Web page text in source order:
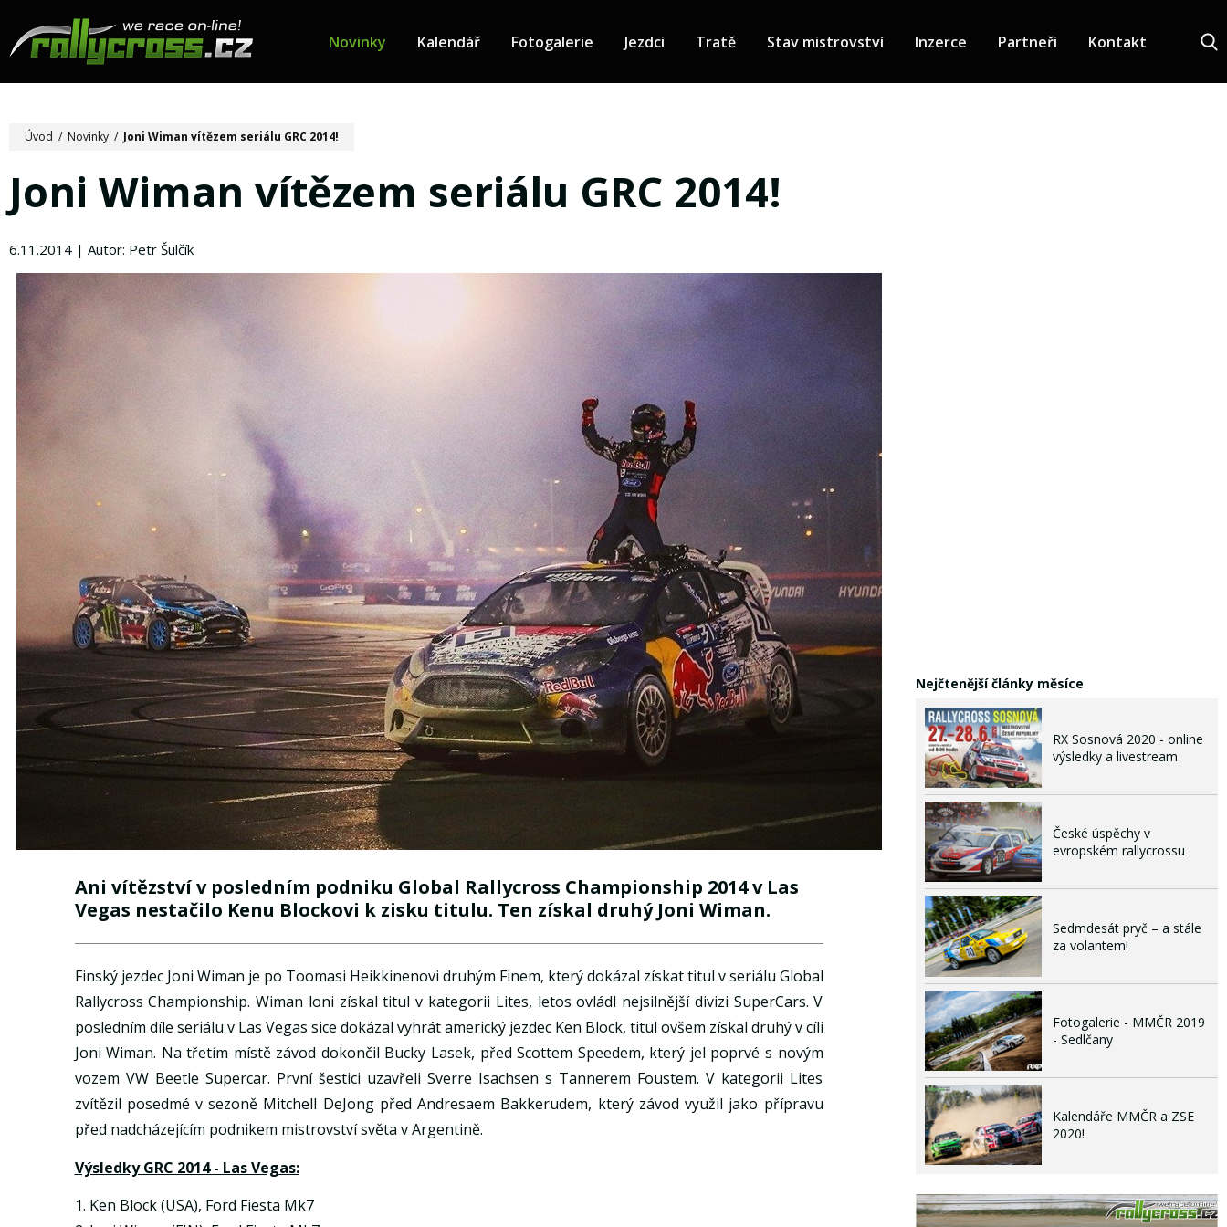
Novinky Kalendář Fotogalerie Jezdci Tratě Stav mistrovství Inzerce Partneři Kontakt
Úvod / Novinky / Joni Wiman vítězem seriálu GRC 2014!
Joni Wiman vítězem seriálu GRC 2014!
6.11.2014 | Autor: Petr Šulčík
Ani vítězství v posledním podniku Global Rallycross Championship 2014 v Las
Vegas nestačilo Kenu Blockovi k zisku titulu. Ten získal druhý Joni Wiman.
Finský jezdec Joni Wiman je po Toomasi Heikkinenovi druhým Finem, který dokázal získat titul v seriálu Global
Rallycross Championship. Wiman loni získal titul v kategorii Lites, letos ovládl nejsilnější divizi SuperCars. V
posledním díle seriálu v Las Vegas sice dokázal vyhrát americký jezdec Ken Block, titul ovšem získal druhý v cíli
Joni Wiman. Na třetím místě závod dokončil Bucky Lasek, před Scottem Speedem, který jel poprvé s novým
vozem VW Beetle Supercar. První šestici uzavřeli Sverre Isachsen s Tannerem Foustem. V kategorii Lites
zvítězil posedmé v sezoně Mitchell DeJong před Andresaem Bakkerudem, který závod využil jako přípravu
před nadcházejícím podnikem mistrovství světa v Argentině.
Výsledky GRC 2014 - Las Vegas:
1. Ken Block (USA), Ford Fiesta Mk7
Nejčtenější články měsíce
RX Sosnová 2020 - online
výsledky a livestream
České úspěchy v
evropském rallycrossu
Sedmdesát pryč – a stále
za volantem!
Fotogalerie - MMČR 2019
- Sedlčany
Kalendáře MMČR a ZSE
2020!